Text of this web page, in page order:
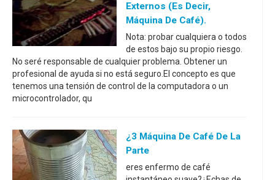
Externos (es Decir,
Máquina De Café).
Nota: probar cualquiera o todos
de estos bajo su propio riesgo.
No seré responsable de cualquier problema. Obtener un
profesional de ayuda si no está seguro.El concepto es que
tenemos una tensión de control de la computadora o un
microcontrolador, qu
¿3 Máquina De Café De La
Parte
eres enfermo de café